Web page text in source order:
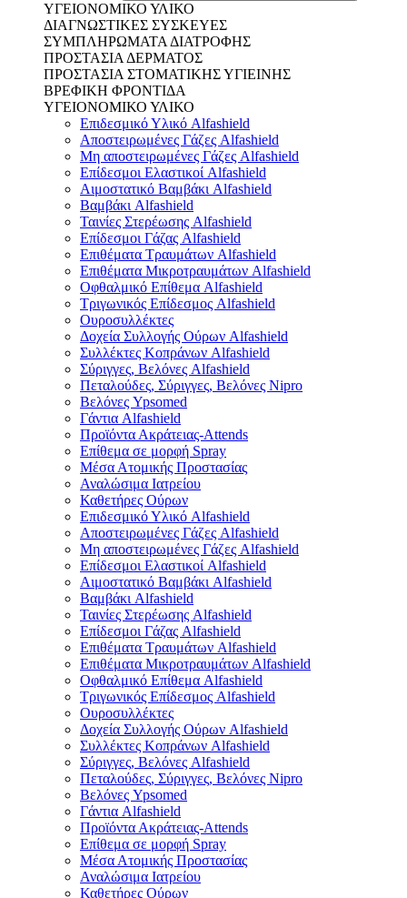
ΥΓΕΙΟΝΟΜΙΚΟ ΥΛΙΚΟ
ΔΙΑΓΝΩΣΤΙΚΕΣ ΣΥΣΚΕΥΕΣ
ΣΥΜΠΛΗΡΩΜΑΤΑ ΔΙΑΤΡΟΦΗΣ
ΠΡΟΣΤΑΣΙΑ ΔΕΡΜΑΤΟΣ
ΠΡΟΣΤΑΣΙΑ ΣΤΟΜΑΤΙΚΗΣ ΥΓΙΕΙΝΗΣ
ΒΡΕΦΙΚΗ ΦΡΟΝΤΙΔΑ
ΥΓΕΙΟΝΟΜΙΚΟ ΥΛΙΚΟ
Επιδεσμικό Υλικό Alfashield
Αποστειρωμένες Γάζες Alfashield
Μη αποστειρωμένες Γάζες Alfashield
Επίδεσμοι Ελαστικοί Alfashield
Αιμοστατικό Βαμβάκι Alfashield
Βαμβάκι Alfashield
Ταινίες Στερέωσης Alfashield
Επίδεσμοι Γάζας Alfashield
Επιθέματα Τραυμάτων Alfashield
Επιθέματα Μικροτραυμάτων Alfashield
Οφθαλμικό Eπίθεμα Alfashield
Τριγωνικός Επίδεσμος Alfashield
Ουροσυλλέκτες
Δοχεία Συλλογής Ούρων Alfashield
Συλλέκτες Κοπράνων Alfashield
Σύριγγες, Βελόνες Alfashield
Πεταλούδες, Σύριγγες, Βελόνες Nipro
Βελόνες Ypsomed
Γάντια Alfashield
Προϊόντα Ακράτειας-Attends
Επίθεμα σε μορφή Spray
Μέσα Ατομικής Προστασίας
Αναλώσιμα Ιατρείου
Καθετήρες Ούρων
Επιδεσμικό Υλικό Alfashield
Αποστειρωμένες Γάζες Alfashield
Μη αποστειρωμένες Γάζες Alfashield
Επίδεσμοι Ελαστικοί Alfashield
Αιμοστατικό Βαμβάκι Alfashield
Βαμβάκι Alfashield
Ταινίες Στερέωσης Alfashield
Επίδεσμοι Γάζας Alfashield
Επιθέματα Τραυμάτων Alfashield
Επιθέματα Μικροτραυμάτων Alfashield
Οφθαλμικό Eπίθεμα Alfashield
Τριγωνικός Επίδεσμος Alfashield
Ουροσυλλέκτες
Δοχεία Συλλογής Ούρων Alfashield
Συλλέκτες Κοπράνων Alfashield
Σύριγγες, Βελόνες Alfashield
Πεταλούδες, Σύριγγες, Βελόνες Nipro
Βελόνες Ypsomed
Γάντια Alfashield
Προϊόντα Ακράτειας-Attends
Επίθεμα σε μορφή Spray
Μέσα Ατομικής Προστασίας
Αναλώσιμα Ιατρείου
Καθετήρες Ούρων